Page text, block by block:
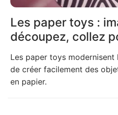
Les paper toys :
découpez, collez
Les paper toys modernisent
de créer facilement des
en papier.